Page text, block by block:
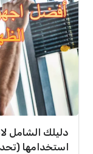
دليلك الشامل
استخدامها